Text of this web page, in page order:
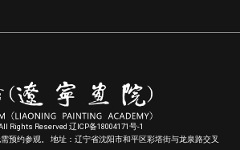
Rights Reserved 辽ICP备18004171号-1
预约参观。 地址：辽宁省沈阳市和平区彩塔街与龙泉路交叉